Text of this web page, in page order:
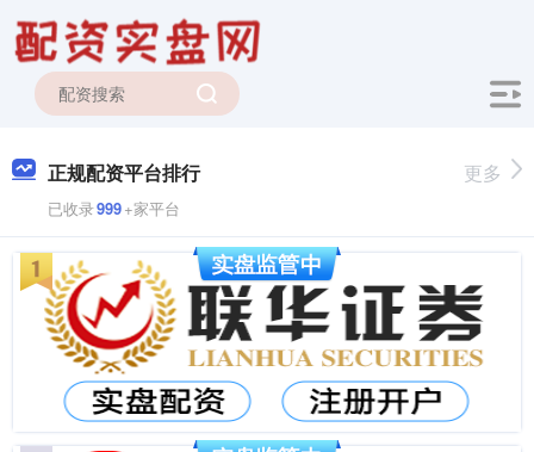
正规配资平台排行
已收录999+家平台
更多